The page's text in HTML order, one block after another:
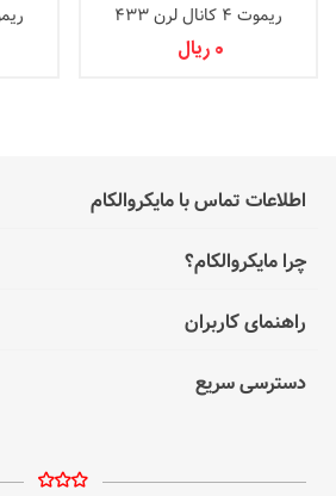
ریموت 4 کانال لرن 433
0 ریال
اطلاعات تماس با مایکروالکام
چرا مایکروالکام؟
راهنمای کاربران
دسترسی سریع